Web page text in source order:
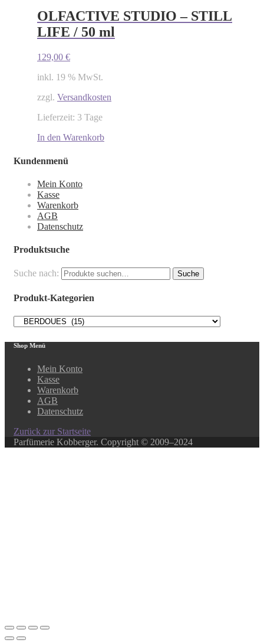
OLFACTIVE STUDIO – STILL
LIFE / 50 ml
129,00 €
inkl. 19 % MwSt.
zzgl. Versandkosten
Lieferzeit: 3 Tage
In den Warenkorb
Kundenmenü
Mein Konto
Kasse
Warenkorb
AGB
Datenschutz
Produktsuche
Suche nach: Suche
Produkt-Kategorien
Shop Menü
Mein Konto
Kasse
Warenkorb
AGB
Datenschutz
Zurück zur Startseite
Parfümerie Kobberger. Copyright © 2009–2024